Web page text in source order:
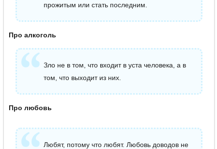
прожитым или стать последним.
Про алкоголь
Зло не в том, что входит в уста человека, а в
том, что выходит из них.
Про любовь
Любят, потому что любят. Любовь доводов не